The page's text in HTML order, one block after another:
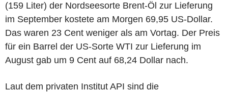
(159 Liter) der Nordseesorte Brent-Öl zur Lieferung
im September kostete am Morgen 69,95 US-Dollar.
Das waren 23 Cent weniger als am Vortag. Der Preis
für ein Barrel der US-Sorte WTI zur Lieferung im
August gab um 9 Cent auf 68,24 Dollar nach.
Laut dem privaten Institut API sind die